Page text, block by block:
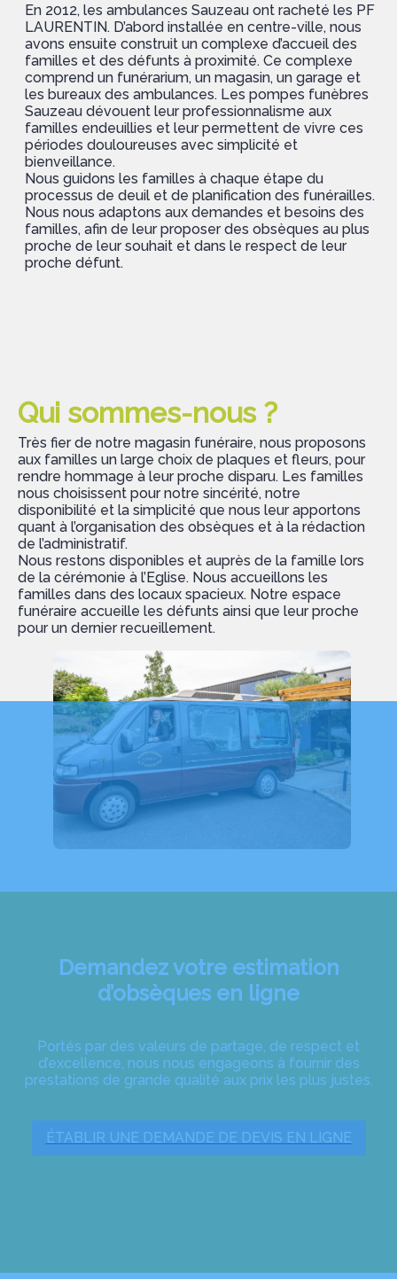
En 2012, les ambulances Sauzeau ont racheté les PF
LAURENTIN. D’abord installée en centre-ville, nous
avons ensuite construit un complexe d’accueil des
familles et des défunts à proximité. Ce complexe
comprend un funérarium, un magasin, un garage et
les bureaux des ambulances. Les pompes funèbres
Sauzeau dévouent leur professionnalisme aux
familles endeuillies et leur permettent de vivre ces
périodes douloureuses avec simplicité et
bienveillance.
Nous guidons les familles à chaque étape du
processus de deuil et de planification des funérailles.
Nous nous adaptons aux demandes et besoins des
familles, afin de leur proposer des obsèques au plus
proche de leur souhait et dans le respect de leur
proche défunt.
Qui sommes-nous ?
Très fier de notre magasin funéraire, nous proposons
aux familles un large choix de plaques et fleurs, pour
rendre hommage à leur proche disparu. Les familles
nous choisissent pour notre sincérité, notre
disponibilité et la simplicité que nous leur apportons
quant à l’organisation des obsèques et à la rédaction
de l’administratif.
Nous restons disponibles et auprès de la famille lors
de la cérémonie à l’Eglise. Nous accueillons les
familles dans des locaux spacieux. Notre espace
funéraire accueille les défunts ainsi que leur proche
pour un dernier recueillement.
Demandez votre estimation
d’obsèques en ligne
Portés par des valeurs de partage, de respect et
d’excellence, nous nous engageons à fournir des
prestations de grande qualité aux prix les plus justes.
ÉTABLIR UNE DEMANDE DE DEVIS EN LIGNE